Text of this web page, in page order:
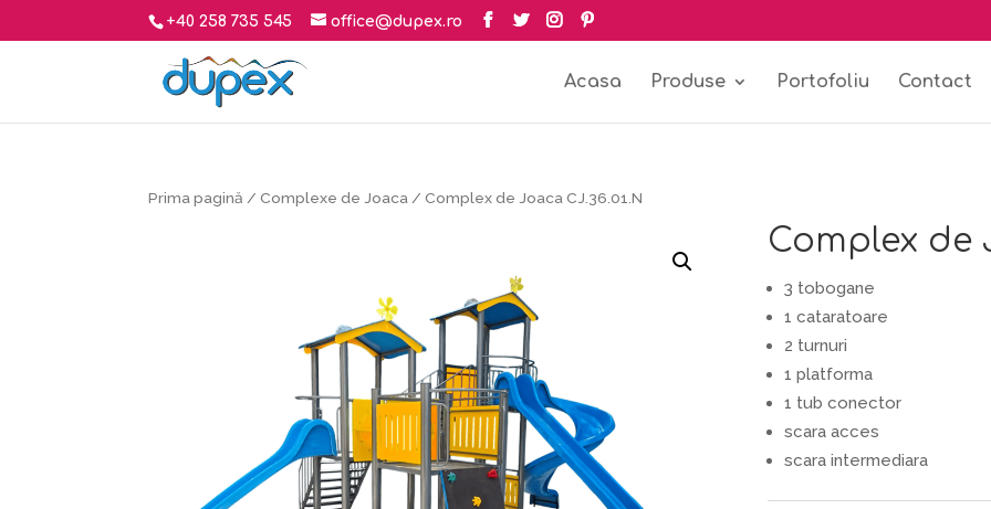
+40 258 735 545 office@dupex.ro
Acasa Produse Portofoliu Contact
Prima pagină /Complexe de Joaca / Complex de Joaca CJ.36.01.N
Complex de
3 tobogane
1 cataratoare
2 turnuri
1 platforma
1 tub conector
scara acces
scara intermediara